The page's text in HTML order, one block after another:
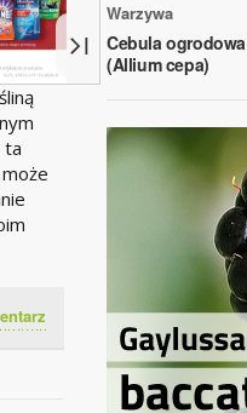
ta
Warzywa
Cebula ogrodowa
(Allium cepa)